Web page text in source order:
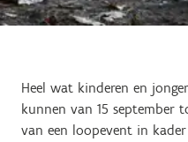
Heel wat kinderen en
kunnen van 15 september
van een loopevent in